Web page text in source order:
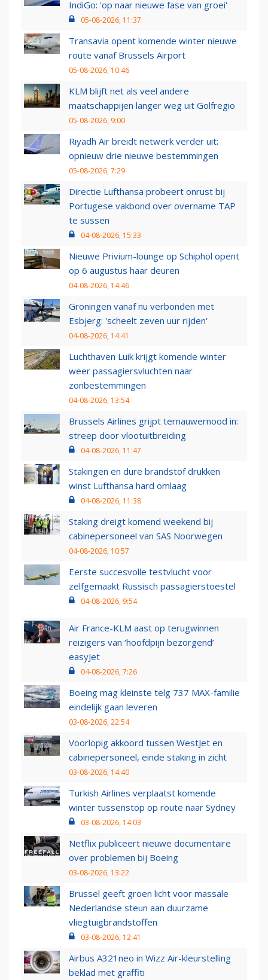
IndiGo: 'op naar nieuwe fase van groei'
05-08-2026, 11:37
Transavia opent komende winter nieuwe
route vanaf Brussels Airport
05-08-2026, 10:46
KLM blijft net als veel andere
maatschappijen langer weg uit Golfregio
05-08-2026, 9:00
Riyadh Air breidt netwerk verder uit:
opnieuw drie nieuwe bestemmingen
05-08-2026, 7:29
Directie Lufthansa probeert onrust bij
Portugese vakbond over overname TAP
te sussen
04-08-2026, 15:33
Nieuwe Privium-lounge op Schiphol opent
op 6 augustus haar deuren
04-08-2026, 14:46
Groningen vanaf nu verbonden met
Esbjerg: 'scheelt zeven uur rijden'
04-08-2026, 14:41
Luchthaven Luik krijgt komende winter
weer passagiersvluchten naar
zonbestemmingen
04-08-2026, 13:54
Brussels Airlines grijpt ternauwernood in:
streep door vlootuitbreiding
04-08-2026, 11:47
Stakingen en dure brandstof drukken
winst Lufthansa hard omlaag
04-08-2026, 11:38
Staking dreigt komend weekend bij
cabinepersoneel van SAS Noorwegen
04-08-2026, 10:57
Eerste succesvolle testvlucht voor
zelfgemaakt Russisch passagierstoestel
04-08-2026, 9:54
Air France-KLM aast op terugwinnen
reizigers van ‘hoofdpijn bezorgend’
easyJet
04-08-2026, 7:26
Boeing mag kleinste telg 737 MAX-familie
eindelijk gaan leveren
03-08-2026, 22:54
Voorlopig akkoord tussen WestJet en
cabinepersoneel, einde staking in zicht
03-08-2026, 14:40
Turkish Airlines verplaatst komende
winter tussenstop op route naar Sydney
03-08-2026, 14:03
Netflix publiceert nieuwe documentaire
over problemen bij Boeing
03-08-2026, 13:22
Brussel geeft groen licht voor massale
Nederlandse steun aan duurzame
vliegtuigbrandstoffen
03-08-2026, 12:41
Airbus A321neo in Wizz Air-kleurstelling
beklad met graffiti